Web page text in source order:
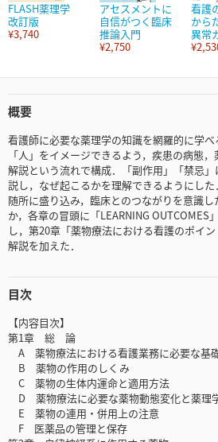
FLASH薬理学
改訂版
¥3,740
アセスメントに
自信がつく臨床
推論入門
¥2,750
看護
から
異常
概要
看護師に必要な薬理学の知識を網羅的に学べ
「人」をイメージできるよう，疾患の病態
解説という流れで構成．「副作用」「禁忌
説し，なぜ起こるかを理解できるようにし
随所に盛り込み，臨床とのつながりを意識
か，各章の冒頭に「LEARNING OUTCOMES
し，第20章「薬物療法における看護のポイ
解説を加えた．
目次
【内容目次】
第1章 総 論
A 薬物療法における看護業務に必要な基
B 薬物の作用のしくみ
C 薬物の生体内運命と適用方法
D 薬物療法に必要な薬物動態変化と薬理
E 薬物の連用・併用上の注意
F 医薬品の管理と保存